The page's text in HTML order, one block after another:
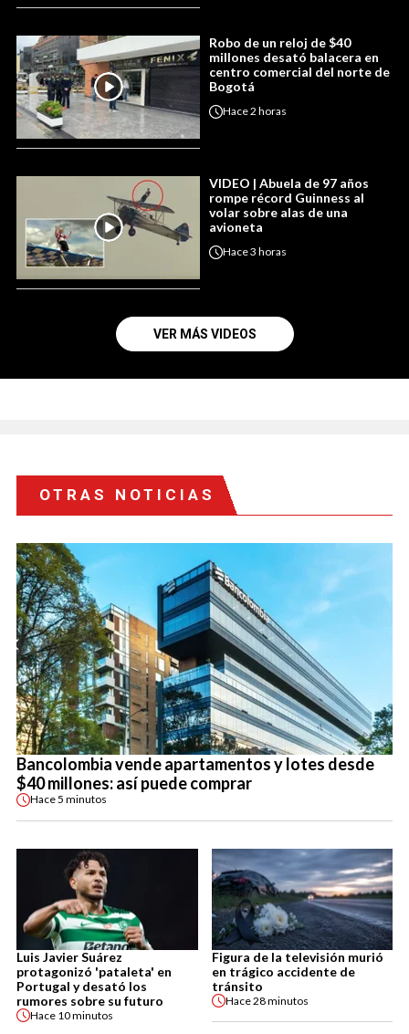
Robo de un reloj de $40
millones desató balacera en
centro comercial del norte de
Bogotá
Hace2 horas
VIDEO | Abuela de 97 años
rompe récord Guinness al
volar sobre alas de una
avioneta
Hace3 horas
VER MÁS VIDEOS
OTRAS NOTICIAS
Bancolombia vende apartamentos y lotes desde
$40 millones: así puede comprar
Hace5 minutos
Luis Javier Suárez
protagonizó 'pataleta' en
Portugal y desató los
rumores sobre su futuro
Hace 10 minutos
Figura de la televisión murió
en trágico accidente de
tránsito
Hace28 minutos